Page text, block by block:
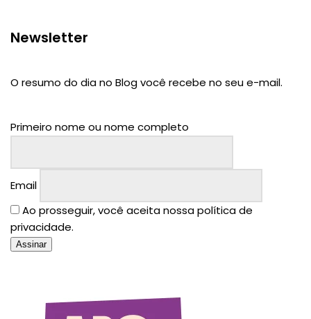
Newsletter
O resumo do dia no Blog você recebe no seu e-mail.
Primeiro nome ou nome completo
Email
Ao prosseguir, você aceita nossa política de
privacidade.